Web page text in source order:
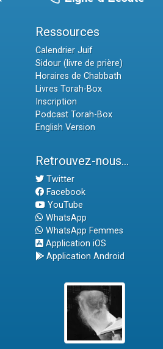
Ressources
Calendrier Juif
Sidour (livre de prière)
Horaires de Chabbath
Livres Torah-Box
Inscription
Podcast Torah-Box
English Version
Retrouvez-nous...
Twitter
Facebook
YouTube
WhatsApp
WhatsApp Femmes
Application iOS
Application Android